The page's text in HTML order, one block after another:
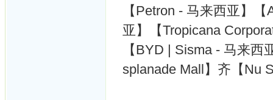
【Petron - 马来西亚】
亚】【Tropicana
【BYD | Sisma - 马来
splanade Mall】齐【Nu